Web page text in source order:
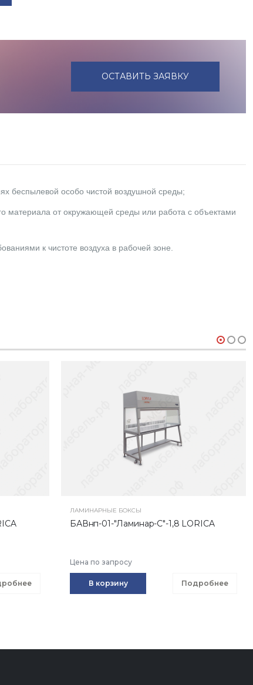
ОСТАВИТЬ ЗАЯВКУ
беспылевой особо чистой воздушной среды;
материала от окружающей среды или работа с объектами
к чистоте воздуха в рабочей зоне.
ЛАМИНАРНЫЕ БОКСЫ
БАВнп-01-"Ламинар-С"-1,8 LORICA
Цена по запросу
В корзину Подробнее